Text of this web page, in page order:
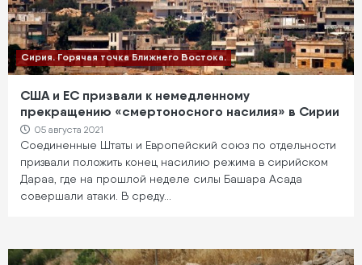
Сирия. Горячая точка Ближнего Востока.
США и ЕС призвали к немедленному
прекращению «смертоносного насилия» в Сирии
05 августа 2021
Соединенные Штаты и Европейский союз по отдельности
призвали положить конец насилию режима в сирийском
Дараа, где на прошлой неделе силы Башара Асада
совершали атаки. В среду…